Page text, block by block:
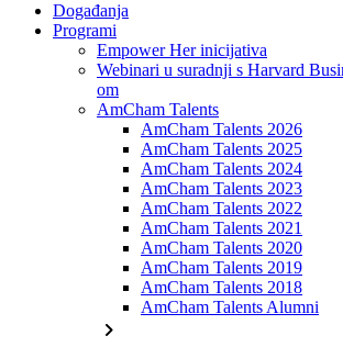
Događanja
Programi
Empower Her inicijativa
Webinari u suradnji s Harvard
om
AmCham Talents
AmCham Talents 2026
AmCham Talents 2025
AmCham Talents 2024
AmCham Talents 2023
AmCham Talents 2022
AmCham Talents 2021
AmCham Talents 2020
AmCham Talents 2019
AmCham Talents 2018
AmCham Talents Alumni
chevron_right